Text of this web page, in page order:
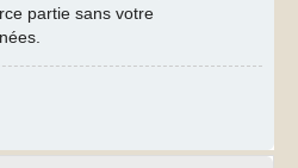
partie sans votre